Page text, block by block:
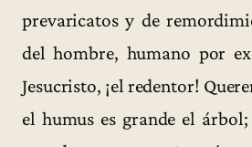
prevaricatos y de
del hombre, humano por
Jesucristo, ¡el redentor!
el humus es grande el